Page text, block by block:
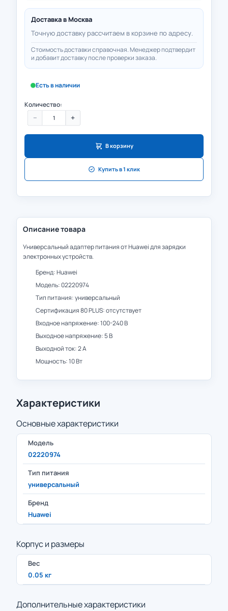
Доставка в Москва
Точную доставку рассчитаем в корзине по адресу.
Стоимость доставки справочная. Менеджер подтвердит
и добавит доставку после проверки заказа.
Есть в наличии
Количество:
− +
В корзину
Купить в 1 клик
Описание товара
Универсальный адаптер питания от Huawei для зарядки
электронных устройств.
Бренд: Huawei
Модель: 02220974
Тип питания: универсальный
Сертификация 80 PLUS: отсутствует
Входное напряжение: 100-240 В
Выходное напряжение: 5 В
Выходной ток: 2 А
Мощность: 10 Вт
Характеристики
Основные характеристики
Модель
02220974
Тип питания
универсальный
Бренд
Huawei
Корпус и размеры
Вес
0.05 кг
Дополнительные характеристики